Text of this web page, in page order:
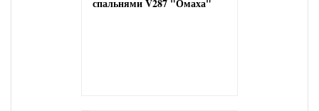
спальнями V287 "Омаха"